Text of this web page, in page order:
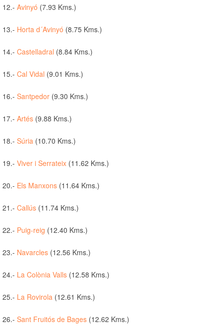
12.- Avinyó (7.93 Kms.)
13.- Horta d´Avinyó (8.75 Kms.)
14.- Castelladral (8.84 Kms.)
15.- Cal Vidal (9.01 Kms.)
16.- Santpedor (9.30 Kms.)
17.- Artés (9.88 Kms.)
18.- Súria (10.70 Kms.)
19.- Viver i Serrateix (11.62 Kms.)
20.- Els Manxons (11.64 Kms.)
21.- Callús (11.74 Kms.)
22.- Puig-reig (12.40 Kms.)
23.- Navarcles (12.56 Kms.)
24.- La Colònia Valls (12.58 Kms.)
25.- La Rovirola (12.61 Kms.)
26.- Sant Fruitós de Bages (12.62 Kms.)